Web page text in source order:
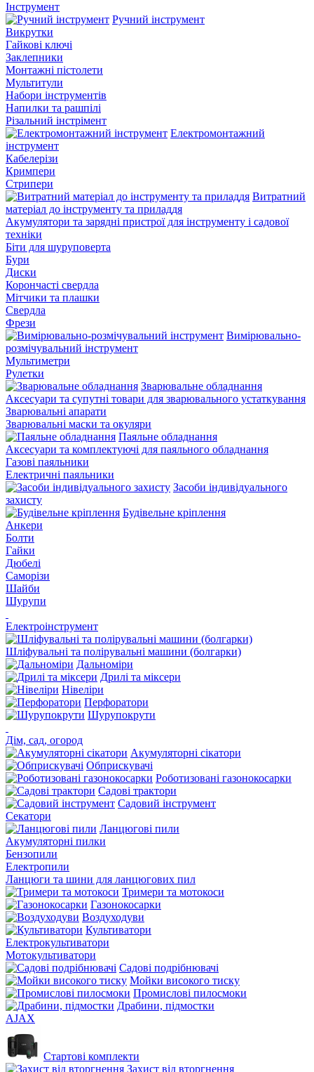
Інструмент
Ручний інструмент
Викрутки
Гайкові ключі
Заклепники
Монтажні пістолети
Мультитули
Набори інструментів
Напилки та рашпілі
Різальний інстрімент
Електромонтажний
інструмент
Кабелерізи
Кримпери
Стрипери
Витратний
матеріал до інструменту та приладдя
Акумулятори та зарядні пристрої для інструменту і садової
техніки
Біти для шуруповерта
Бури
Диски
Корончасті свердла
Мітчики та плашки
Свердла
Фрези
Вимірювально-
розмічувальний інструмент
Мультиметри
Рулетки
Зварювальне обладнання
Аксесуари та супутні товари для зварювального устаткування
Зварювальні апарати
Зварювальні маски та окуляри
Паяльне обладнання
Аксесуари та комплектуючі для паяльного обладнання
Газові паяльники
Електричні паяльники
Засоби індивідуального
захисту
Будівельне кріплення
Анкери
Болти
Гайки
Дюбелі
Саморізи
Шайби
Шурупи
Електроінструмент
Шліфувальні та полірувальні машини (болгарки)
Дальноміри
Дрилі та міксери
Нівеліри
Перфоратори
Шурупокрути
Дім, сад, огород
Акумуляторні сікатори
Обприскувачі
Роботизовані газонокосарки
Садові трактори
Садовий інструмент
Секатори
Ланцюгові пили
Акумуляторні пилки
Бензопили
Електропили
Ланцюги та шини для ланцюгових пил
Тримери та мотокоси
Газонокосарки
Воздуходуви
Культиватори
Електрокультиватори
Мотокультиватори
Садові подрібнювачі
Мойки високого тиску
Промислові пилосмоки
Драбини, підмостки
AJAX
Стартові комплекти
Захист від вторгнення